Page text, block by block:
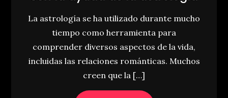
La astrología se ha utilizado durante mucho
tiempo como herramienta para
comprender diversos aspectos de la vida,
incluidas las relaciones románticas. Muchos
creen que la […]